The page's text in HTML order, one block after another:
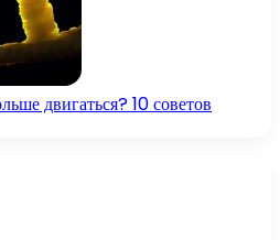
двигаться? 10 советов